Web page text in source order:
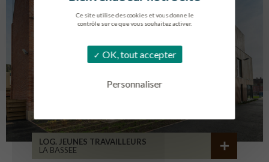
Ce site utilise des cookies et vous donne le
contrôle sur ce que vous souhaitez activer.
OK, tout accepter
Personnaliser
LOG. JEUNES TRAVAILLEURS
LA BASSEE